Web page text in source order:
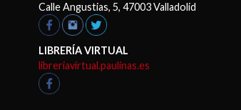
Calle Angustias, 5, 47003 Valladolid
LIBRERÍA VIRTUAL
libreriavirtual.paulinas.es